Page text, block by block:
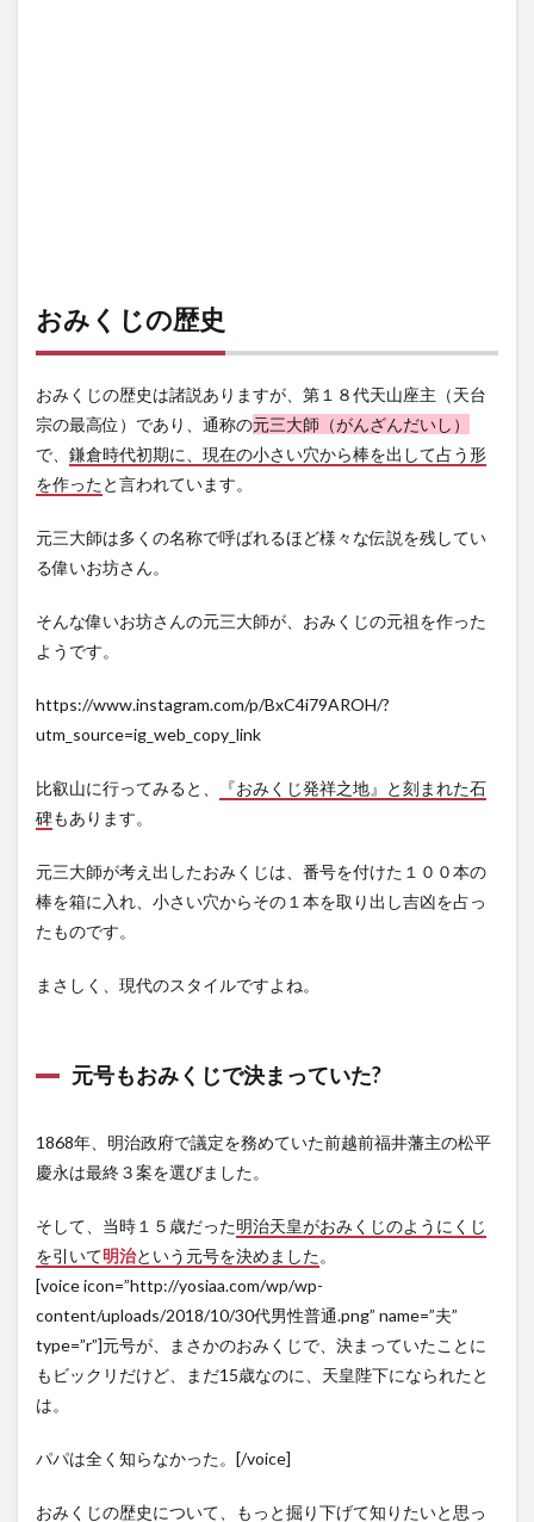
の順
おみ
くじ
の意
味
おみ
くじ
を結
準
6
が変
わっ
る神
美瑛
（北
海
6.2
森
6.2.1
ほたて
の津軽
じ
6.2.2
りんご
のおみ
6.3
野
6.4
おみくじの歴史
おみくじの歴史は諸説ありますが、第１８代天山座主（天台
宗の最高位）であり、通称の元三大師（がんざんだいし）
で、 鎌倉時代初期に、現在の小さい穴から棒を出して占う形
を作ったと言われています。
元三大師は多くの名称で呼ばれるほど様々な伝説を残してい
る偉いお坊さん。
そんな偉いお坊さんの元三大師が、おみくじの元祖を作った
ようです。
https://www.instagram.com/p/BxC4i79AROH/?
utm_source=ig_web_copy_link
比叡山に行ってみると、
『おみくじ発祥之地』と刻まれた石
碑もあります。
元三大師が考え出したおみくじは、番号を付けた１００本の
棒を箱に入れ、小さい穴からその１本を取り出し吉凶を占っ
たものです。
まさしく、現代のスタイルですよね。
元号もおみくじで決まっていた?
1868年、明治政府で議定を務めていた前越前福井藩主の松平
慶永は最終３案を選びました。
そして、当時１５歳だった明治天皇がおみくじのようにくじ
を引いて明治という元号を決めました。
[voice icon=”http://yosiaa.com/wp/wp-
content/uploads/2018/10/30代男性普通.png” name=”夫”
type=”r”]元号が、まさかのおみくじで、決まっていたことに
もビックリだけど、まだ15歳なのに、天皇陛下になられたと
は。
パパは全く知らなかった。[/voice]
おみくじの歴史について、もっと掘り下げて知りたいと思っ